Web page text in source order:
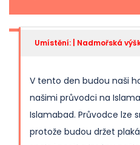
Umístění: | Nadmořská
V tento den budou naši
našimi průvodci na
Islamabad. Průvodce lze
protože budou držet